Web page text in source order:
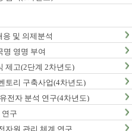
및 의제분석
명 영명 부여
제고(2단계 2차년도)
토리 구축사업(4차년도)
전자 분석 연구(4차년도)
구
자원 관리 체계 연구